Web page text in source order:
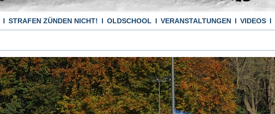
STRAFEN ZÜNDEN NICHT! OLDSCHOOL VERANSTALTUNGEN VIDEOS